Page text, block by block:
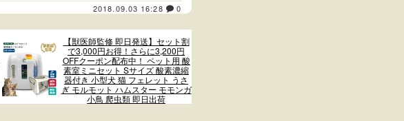
2018.09.03 16:28 0
【獣医師監修 即日発送】セット割
で3,000円お得！さらに3,200円
OFFクーポン配布中！ ペット用 酸
素室ミニセット Sサイズ 酸素濃縮
器付き 小型犬 猫 フェレット うさ
ぎ モルモット ハムスター モモンガ
小鳥 爬虫類 即日出荷